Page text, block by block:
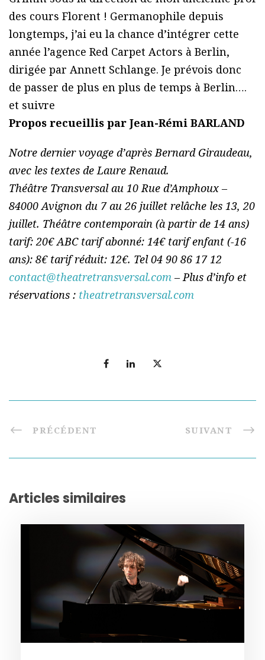
des cours Florent ! Germanophile depuis
longtemps, j’ai eu la chance d’intégrer cette
année l’agence Red Carpet Actors à Berlin,
dirigée par Annett Schlange. Je prévois donc
de passer de plus en plus de temps à Berlin….
et suivre
Propos recueillis par Jean-Rémi BARLAND
Notre dernier voyage d’après Bernard Giraudeau,
avec les textes de Laure Renaud.
Théâtre Transversal au 10 Rue d’Amphoux –
84000 Avignon du 7 au 26 juillet relâche les 13, 20
juillet. Théâtre contemporain (à partir de 14 ans)
tarif: 20€ ABC tarif abonné: 14€ tarif enfant (-16
ans): 8€ tarif réduit: 12€. Tel 04 90 86 17 12
contact@theatretransversal.com– Plus d’info et
réservations : theatretransversal.com
PRÉCÉDENT SUIVANT
Articles similaires